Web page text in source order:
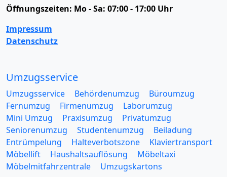
Öffnungszeiten: Mo - Sa: 07:00 - 17:00 Uhr
Impressum
Datenschutz
Umzugsservice
Umzugsservice Behördenumzug
Büroumzug
Fernumzug
Firmenumzug
Laborumzug
Mini Umzug
Praxisumzug
Privatumzug
Seniorenumzug
Studentenumzug
Beiladung
Entrümpelung
Halteverbotszone
Klaviertransport
Möbellift
Haushaltsauflösung
Möbeltaxi
Möbelmitfahrzentrale
Umzugskartons